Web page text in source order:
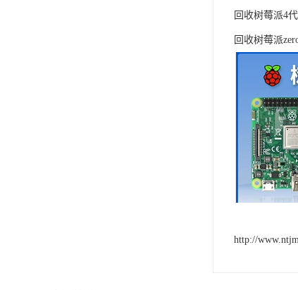
回收树莓派4
回收树莓派
http://